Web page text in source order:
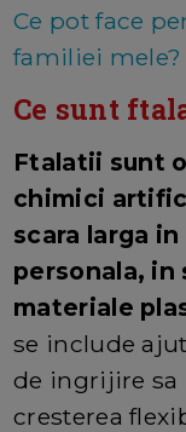
Ce pot face
familiei mele?
Ce sunt
Ftalatii sunt
chimici
scara larga
personala, in
materiale
se include
de ingrijire sa
cresterea